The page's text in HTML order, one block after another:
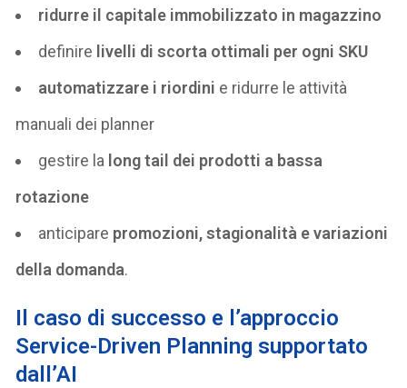
ridurre il capitale immobilizzato in magazzino
definire livelli di scorta ottimali per ogni SKU
automatizzare i riordini e ridurre le attività
manuali dei planner
gestire la long tail dei prodotti a bassa
rotazione
anticipare promozioni, stagionalità e variazioni
della domanda.
Il caso di successo e l’approccio
Service-Driven Planning supportato
dall’AI